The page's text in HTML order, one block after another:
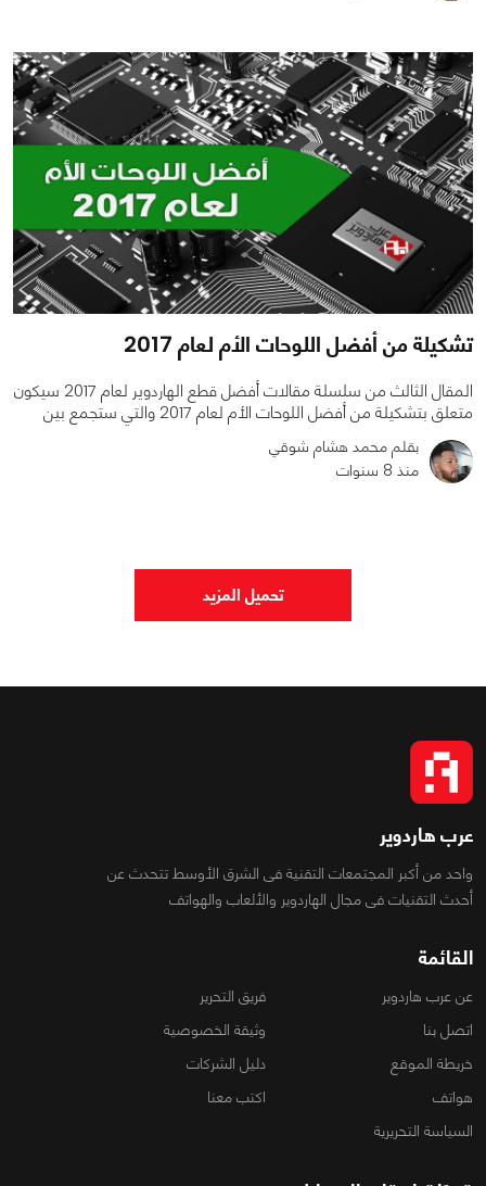
تشكيلة من أفضل اللوحات الأم لعام 2017
المقال الثالث من سلسلة مقالات أفضل قطع الهاردوير لعام 2017 سيكون
متعلق بتشكيلة من أفضل اللوحات الأم لعام 2017 والتي ستجمع بين
بقلم محمد هشام شوقي
منذ 8 سنوات
تحميل المزيد
عرب هاردوير
واحد من أكبر المجتمعات التقنية فى الشرق الأوسط تتحدث عن
أحدث التقنيات فى مجال الهاردوير والألعاب والهواتف
القائمة
عن عرب هاردوير
فريق التحرير
اتصل بنا
وثيقة الخصوصية
خريطة الموقع
دليل الشركات
هواتف
اكتب معنا
السياسة التحريرية